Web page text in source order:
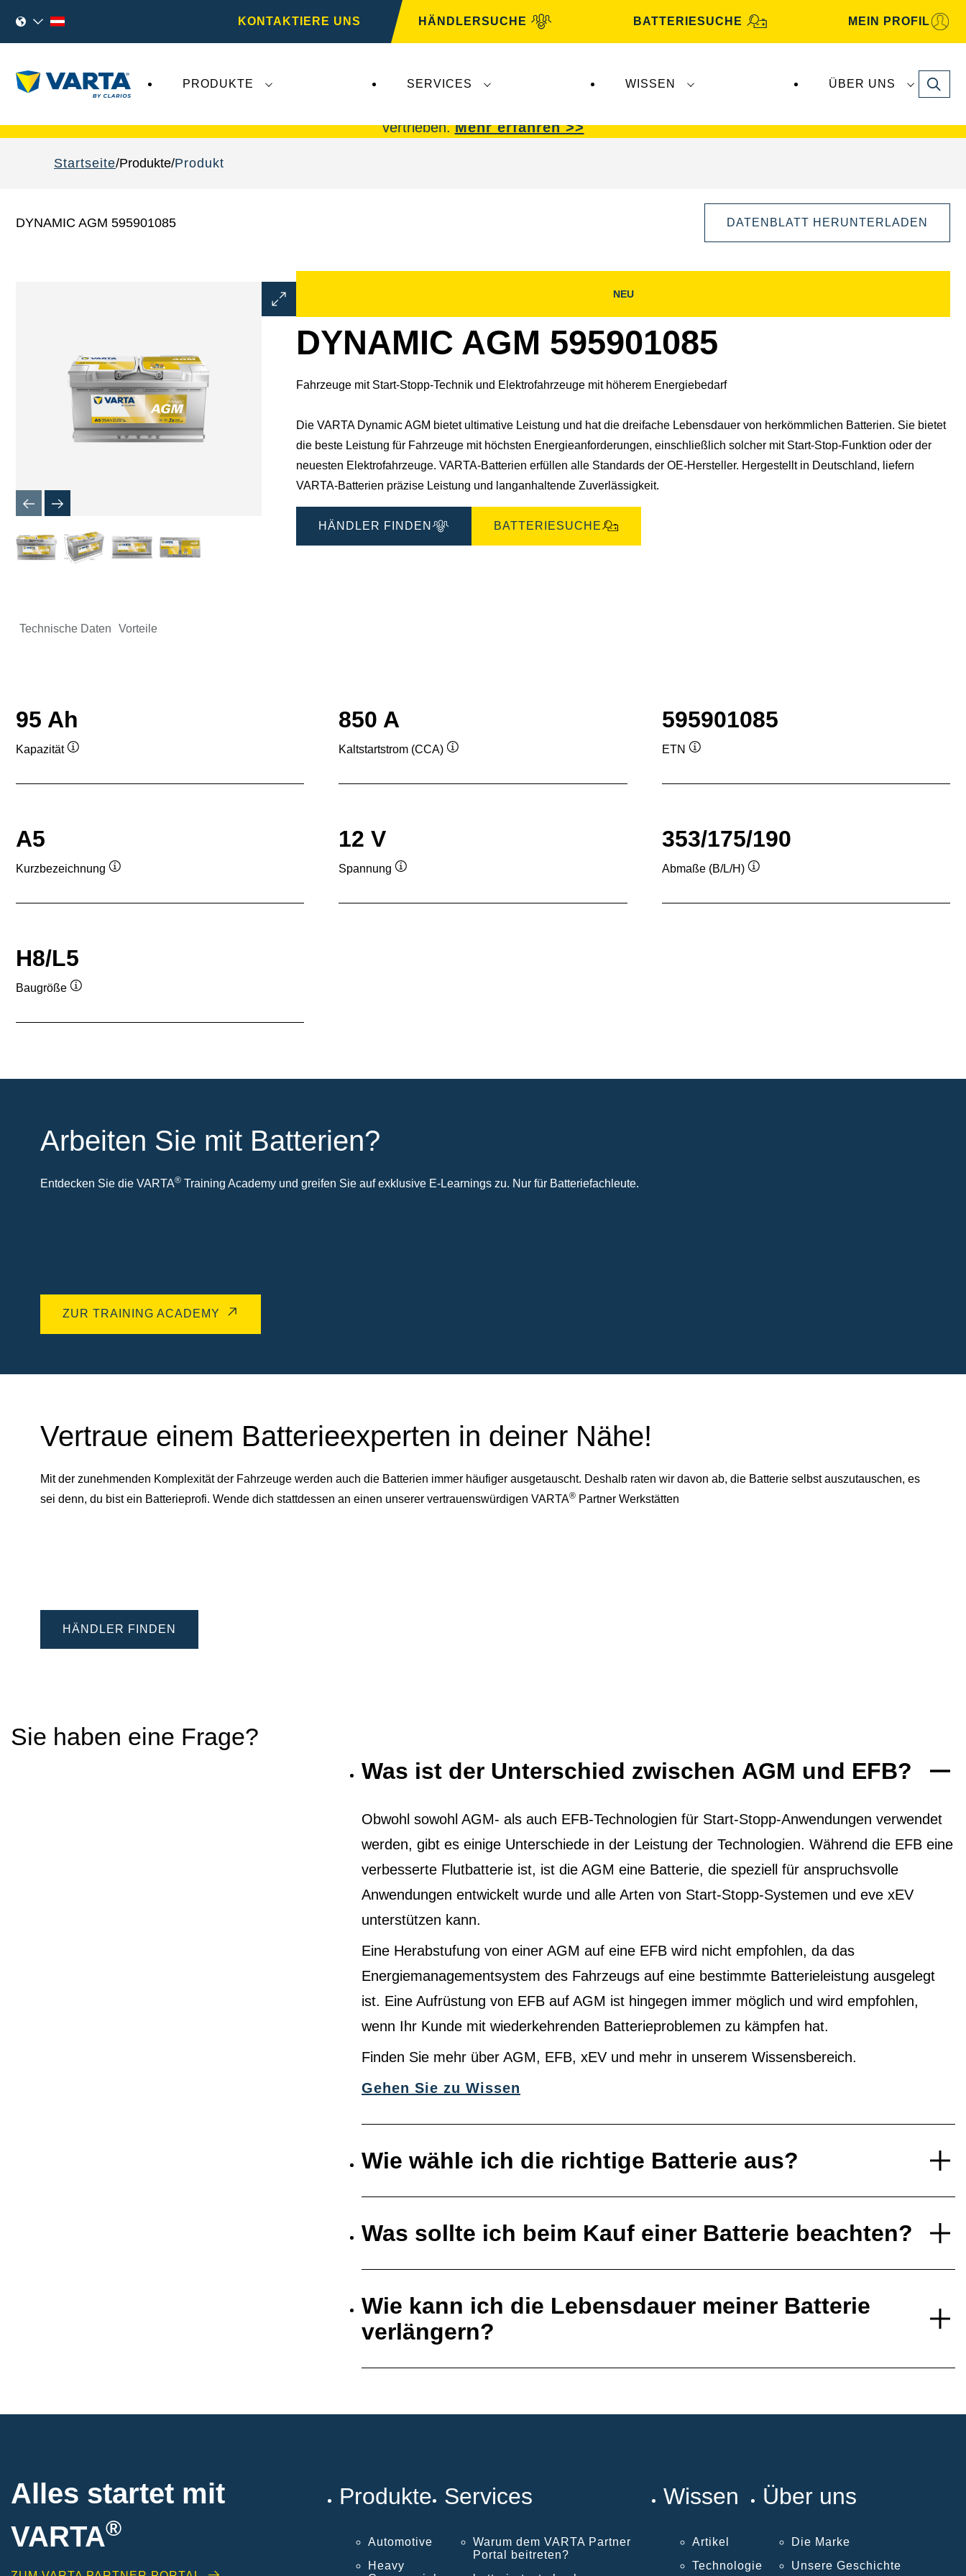
KONTAKTIERE UNS HÄNDLERSUCHE BATTERIESUCHE MEIN PROFIL
PRODUKTE SERVICES WISSEN ÜBER UNS Search
vertrieben.Mehr erfahren >>
Startseite Produkte Produkt
DYNAMIC AGM 595901085 DATENBLATT HERUNTERLADEN
Bilddialog
öffnen
NEU
DYNAMIC AGM 595901085
Fahrzeuge mit Start-Stopp-Technik und Elektrofahrzeuge mit höherem Energiebedarf
Die VARTA Dynamic AGM bietet ultimative Leistung und hat die dreifache Lebensdauer von herkömmlichen Batterien. Sie bietet
die beste Leistung für Fahrzeuge mit höchsten Energieanforderungen, einschließlich solcher mit Start-Stop-Funktion oder der
neuesten Elektrofahrzeuge. VARTA-Batterien erfüllen alle Standards der OE-Hersteller. Hergestellt in Deutschland, liefern
VARTA-Batterien präzise Leistung und langanhaltende Zuverlässigkeit.
HÄNDLER FINDEN BATTERIESUCHE
Technische Daten Vorteile
95 Ah
Kapazität
850 A
Kaltstartstrom (CCA)
595901085
ETN
A5
Kurzbezeichnung
12 V
Spannung
353/175/190
Abmaße (B/L/H)
H8/L5
Baugröße
Arbeiten Sie mit Batterien?
Entdecken Sie die VARTA® Training Academy und greifen Sie auf exklusive E-Learnings zu. Nur für Batteriefachleute.
ZUR TRAINING ACADEMY
Vertraue einem Batterieexperten in deiner Nähe!
Mit der zunehmenden Komplexität der Fahrzeuge werden auch die Batterien immer häufiger ausgetauscht. Deshalb raten wir davon ab, die Batterie selbst auszutauschen, es
sei denn, du bist ein Batterieprofi. Wende dich stattdessen an einen unserer vertrauenswürdigen VARTA® Partner Werkstätten
HÄNDLER FINDEN
Sie haben eine Frage?
Was ist der Unterschied zwischen AGM und EFB?
Obwohl sowohl AGM- als auch EFB-Technologien für Start-Stopp-Anwendungen verwendet
werden, gibt es einige Unterschiede in der Leistung der Technologien. Während die EFB eine
verbesserte Flutbatterie ist, ist die AGM eine Batterie, die speziell für anspruchsvolle
Anwendungen entwickelt wurde und alle Arten von Start-Stopp-Systemen und eve xEV
unterstützen kann.
Eine Herabstufung von einer AGM auf eine EFB wird nicht empfohlen, da das
Energiemanagementsystem des Fahrzeugs auf eine bestimmte Batterieleistung ausgelegt
ist. Eine Aufrüstung von EFB auf AGM ist hingegen immer möglich und wird empfohlen,
wenn Ihr Kunde mit wiederkehrenden Batterieproblemen zu kämpfen hat.
Finden Sie mehr über AGM, EFB, xEV und mehr in unserem Wissensbereich.
Gehen Sie zu Wissen
Wie wähle ich die richtige Batterie aus?
Was sollte ich beim Kauf einer Batterie beachten?
Wie kann ich die Lebensdauer meiner Batterie
verlängern?
Alles startet mit
VARTA®
Produkte
Automotive
Heavy
Services
Warum dem VARTA Partner
Portal beitreten?
Wissen
Artikel
Technologie
Über uns
Die Marke
Unsere Geschichte